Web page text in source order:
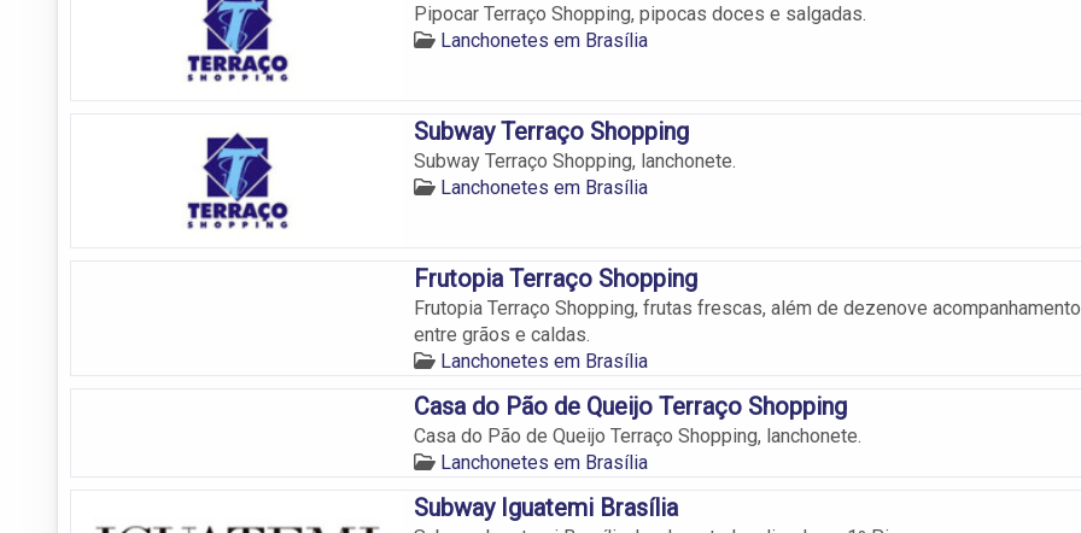
Pipocar Terraço Shopping, pipocas doces e salgadas.
Lanchonetes em Brasília
Subway Terraço Shopping
Subway Terraço Shopping, lanchonete.
Lanchonetes em Brasília
Frutopia Terraço Shopping
Frutopia Terraço Shopping, frutas frescas, além de dezenove
entre grãos e caldas.
Lanchonetes em Brasília
Casa do Pão de Queijo Terraço Shopping
Casa do Pão de Queijo Terraço Shopping, lanchonete.
Lanchonetes em Brasília
Subway Iguatemi Brasília